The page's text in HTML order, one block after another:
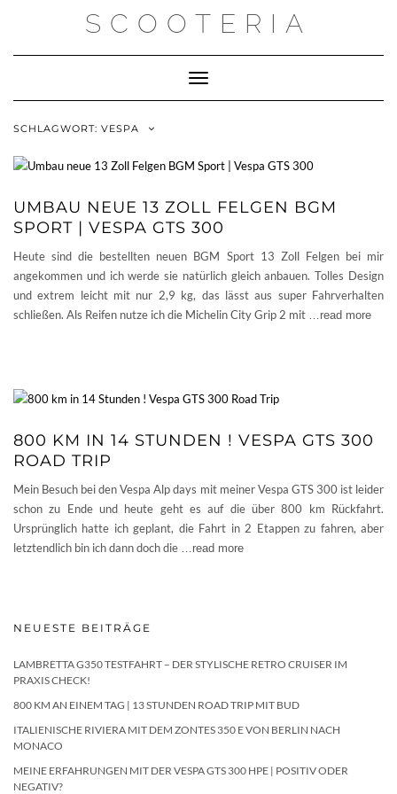
SCOOTERIA
Toggle Navigation
SCHLAGWORT: VESPA
UMBAU NEUE 13 ZOLL FELGEN BGM
SPORT | VESPA GTS 300
Heute sind die bestellten neuen BGM Sport 13 Zoll Felgen bei mir
angekommen und ich werde sie natürlich gleich anbauen. Tolles Design
und extrem leicht mit nur 2,9 kg, das lässt aus super Fahrverhalten
schließen. Als Reifen nutze ich die Michelin City Grip 2 mit …read more
800 KM IN 14 STUNDEN ! VESPA GTS 300
ROAD TRIP
Mein Besuch bei den Vespa Alp days mit meiner Vespa GTS 300 ist leider
schon zu Ende und heute geht es auf die über 800 km Rückfahrt.
Ursprünglich hatte ich geplant, die Fahrt in 2 Etappen zu fahren, aber
letztendlich bin ich dann doch die …read more
NEUESTE BEITRÄGE
LAMBRETTA G350 TESTFAHRT – DER STYLISCHE RETRO CRUISER IM
PRAXIS CHECK!
800 KM AN EINEM TAG | 13 STUNDEN ROAD TRIP MIT BUD
ITALIENISCHE RIVIERA MIT DEM ZONTES 350 E VON BERLIN NACH
MONACO
MEINE ERFAHRUNGEN MIT DER VESPA GTS 300 HPE | POSITIV ODER
NEGATIV?